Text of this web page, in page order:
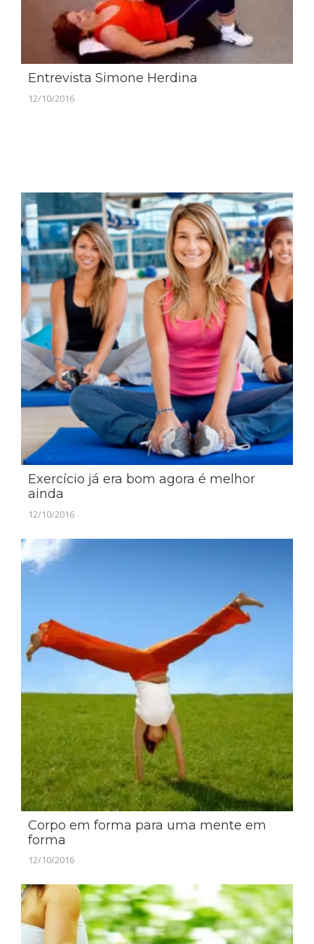
Entrevista Simone Herdina
12/10/2016
Exercício já era bom agora é melhor
ainda
12/10/2016
Corpo em forma para uma mente em
forma
12/10/2016